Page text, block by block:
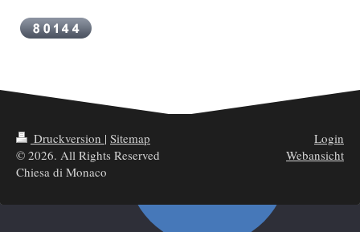
Druckversion | Sitemap
© 2026. All Rights Reserved
Chiesa di Monaco
Login
Webansicht